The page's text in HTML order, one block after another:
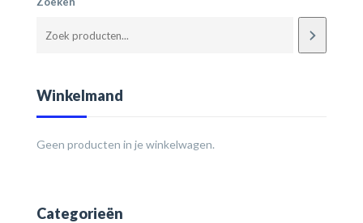
Winkelmand
Geen producten in je winkelwagen.
Categorieën